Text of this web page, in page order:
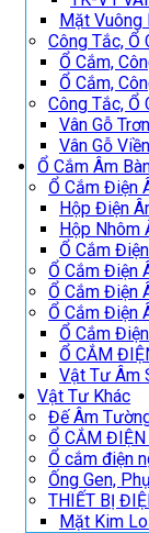
Mặt Vuông
Công Tắc, Ổ
Ổ Cắm,
Ổ Cắm,
Công Tắc, Ổ
Vân Gỗ Trơn
Vân Gỗ
Ổ Cắm Âm
Ổ Cắm Điện
Hộp Điện
Hộp Nhôm
Ổ Cắm
Ổ Cắm Điện
Ổ Cắm Điện
Ổ Cắm Điện
Ổ Cắm
Ổ CẮM
Vật Tư Âm
Vật Tư Khác
Đế Âm
Ổ CẮM
Ổ cắm điện
Ống Gen,
THIẾT BỊ
Mặt Kim